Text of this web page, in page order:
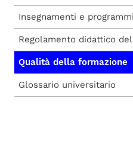
Insegnamenti e programmi
Regolamento didattico
Qualità della formazione
Glossario universitario